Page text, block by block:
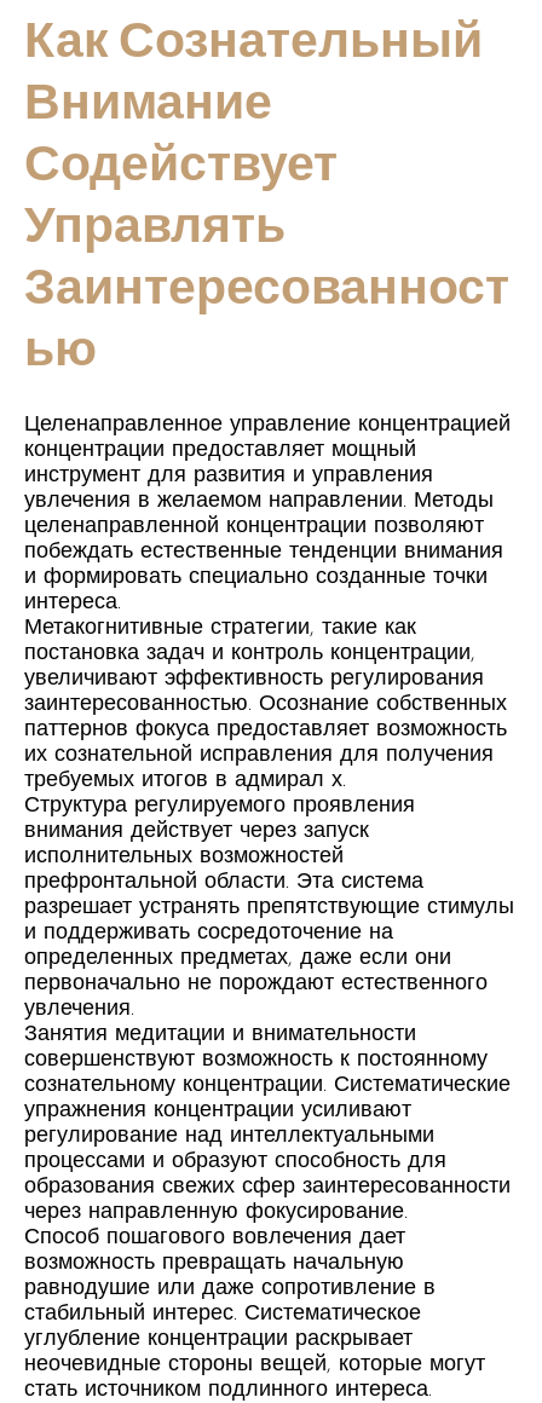
Как Сознательный
Внимание
Содействует
Управлять
Заинтересованност
Ью
Целенаправленное управление концентрацией
концентрации предоставляет мощный
инструмент для развития и управления
увлечения в желаемом направлении. Методы
целенаправленной концентрации позволяют
побеждать естественные тенденции внимания
и формировать специально созданные точки
интереса.
Метакогнитивные стратегии, такие как
постановка задач и контроль концентрации,
увеличивают эффективность регулирования
заинтересованностью. Осознание собственных
паттернов фокуса предоставляет возможность
их сознательной исправления для получения
требуемых итогов в адмирал х.
Структура регулируемого проявления
внимания действует через запуск
исполнительных возможностей
префронтальной области. Эта система
разрешает устранять препятствующие стимулы
и поддерживать сосредоточение на
определенных предметах, даже если они
первоначально не порождают естественного
увлечения.
Занятия медитации и внимательности
совершенствуют возможность к постоянному
сознательному концентрации. Систематические
упражнения концентрации усиливают
регулирование над интеллектуальными
процессами и образуют способность для
образования свежих сфер заинтересованности
через направленную фокусирование.
Способ пошагового вовлечения дает
возможность превращать начальную
равнодушие или даже сопротивление в
стабильный интерес. Систематическое
углубление концентрации раскрывает
неочевидные стороны вещей, которые могут
стать источником подлинного интереса.